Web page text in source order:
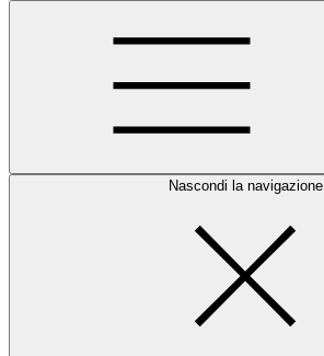
Nascondi la navigazione